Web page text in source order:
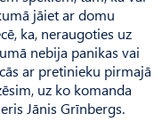
jāiet ar domu
ka, neraugoties uz
nebija panikas vai
ar pretinieku pirmajā
uz ko komanda
Jānis Grīnbergs.